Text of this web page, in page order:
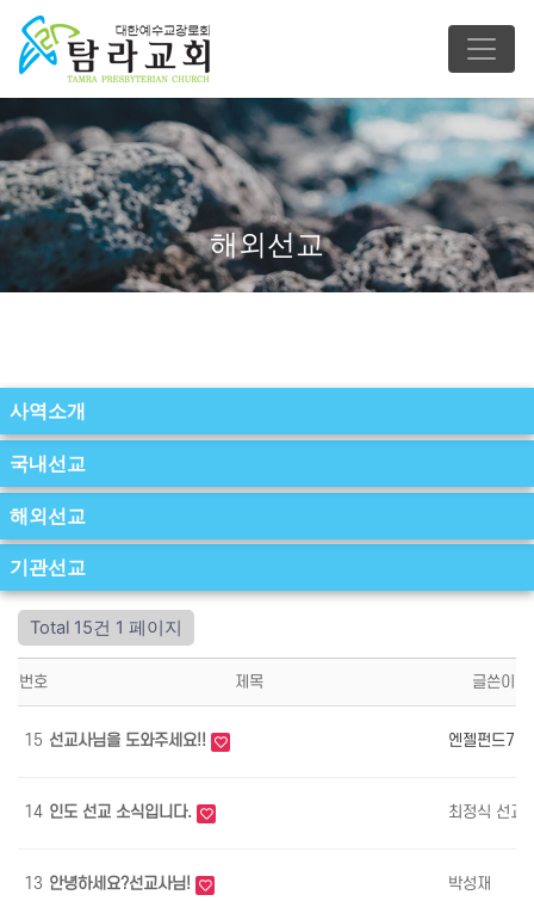
해외선교
사역소개
국내선교
해외선교
기관선교
Total 15건 1 페이지
번호 제목 글쓴이
15 선교사님을 도와주세요!! 엔젤펀드7
14 인도 선교 소식입니다. 최정식 선교
13 안녕하세요?선교사님! 박성재